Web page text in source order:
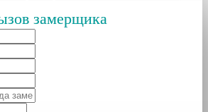
замерщика